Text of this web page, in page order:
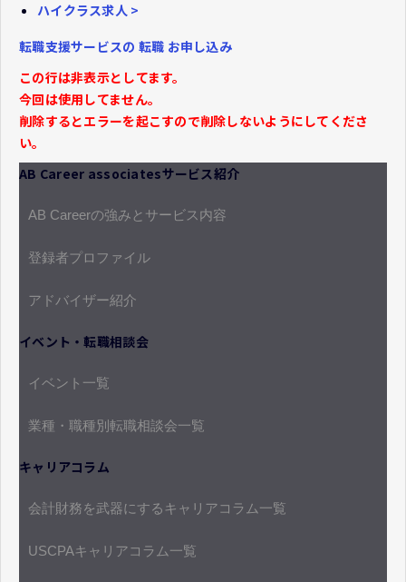
ハイクラス求人 >
転職支援サービスの 転職 お申し込み
この行は非表示としてます。
今回は使用してません。
削除するとエラーを起こすので削除しないようにしてくださ
い。
AB Career associatesサービス紹介
AB Careerの強みとサービス内容
登録者プロファイル
アドバイザー紹介
イベント・転職相談会
イベント一覧
業種・職種別転職相談会一覧
キャリアコラム
会計財務を武器にするキャリアコラム一覧
USCPAキャリアコラム一覧